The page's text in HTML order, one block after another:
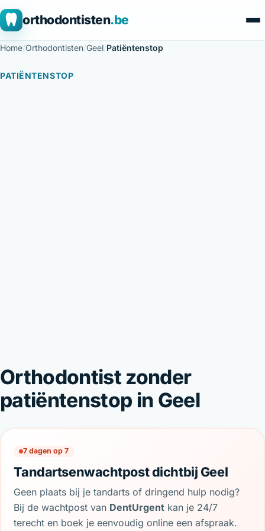
orthodontisten.be
Home/Orthodontisten/Geel/Patiëntenstop
PATIËNTENSTOP
Orthodontist zonder
patiëntenstop in Geel
7 dagen op 7
Tandartsenwachtpost dichtbij Geel
Geen plaats bij je tandarts of dringend hulp nodig?
Bij de wachtpost van DentUrgent kan je 24/7
terecht en boek je eenvoudig online een afspraak.